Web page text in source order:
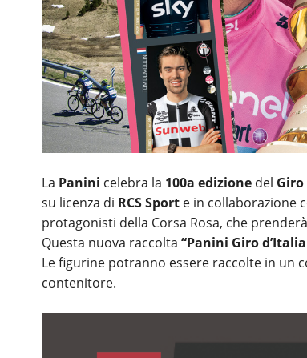
La Panini celebra la 100a edizione del Giro
su licenza di RCS Sport e in collaborazione
protagonisti della Corsa Rosa, che
Questa nuova raccolta “Panini Giro d’Italia
Le figurine potranno essere raccolte in un
contenitore.